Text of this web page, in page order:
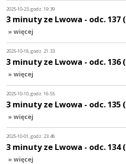
2025-10-23, godz. 19:39
3 minuty ze Lwowa - odc. 137
» więcej
2025-10-18, godz. 21:33
3 minuty ze Lwowa - odc. 136
» więcej
2025-10-10, godz. 16:55
3 minuty ze Lwowa - odc. 135
» więcej
2025-10-01, godz. 23:48
3 minuty ze Lwowa - odc. 134
» więcej